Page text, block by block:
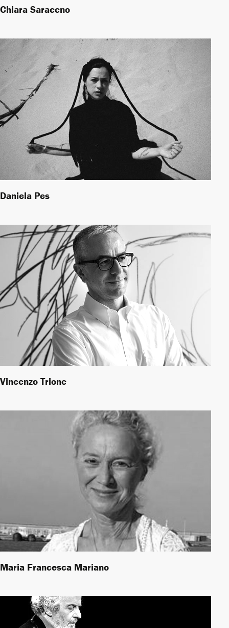
Chiara Saraceno
Daniela Pes
Vincenzo Trione
Maria Francesca Mariano